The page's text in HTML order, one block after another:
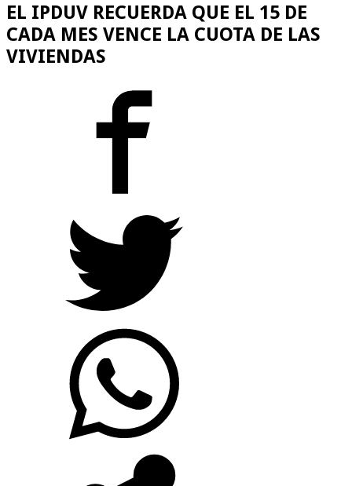
EL IPDUV RECUERDA QUE EL 15 DE
CADA MES VENCE LA CUOTA DE LAS
VIVIENDAS